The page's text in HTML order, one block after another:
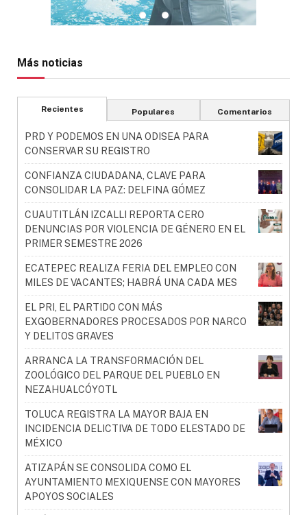
Más noticias
Recientes Populares Comentarios
PRD Y PODEMOS EN UNA ODISEA PARA
CONSERVAR SU REGISTRO
CONFIANZA CIUDADANA, CLAVE PARA
CONSOLIDAR LA PAZ: DELFINA GÓMEZ
CUAUTITLÁN IZCALLI REPORTA CERO
DENUNCIAS POR VIOLENCIA DE GÉNERO EN EL
PRIMER SEMESTRE 2026
ECATEPEC REALIZA FERIA DEL EMPLEO CON
MILES DE VACANTES; HABRÁ UNA CADA MES
EL PRI, EL PARTIDO CON MÁS
EXGOBERNADORES PROCESADOS POR NARCO
Y DELITOS GRAVES
ARRANCA LA TRANSFORMACIÓN DEL
ZOOLÓGICO DEL PARQUE DEL PUEBLO EN
NEZAHUALCÓYOTL
TOLUCA REGISTRA LA MAYOR BAJA EN
INCIDENCIA DELICTIVA DE TODO ELESTADO DE
MÉXICO
ATIZAPÁN SE CONSOLIDA COMO EL
AYUNTAMIENTO MEXIQUENSE CON MAYORES
APOYOS SOCIALES